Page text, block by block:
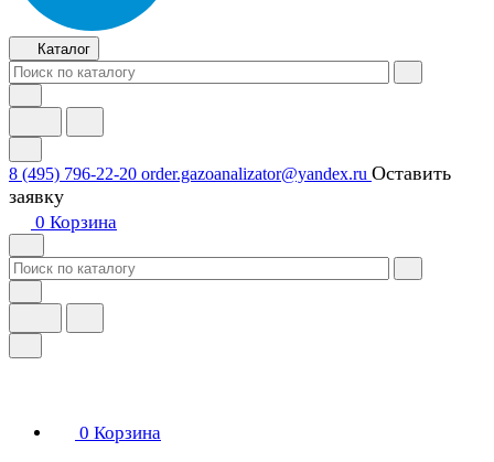
Каталог
8 (495) 796-22-20 order.gazoanalizator@yandex.ru Оставить
заявку
0 Корзина
0 Корзина